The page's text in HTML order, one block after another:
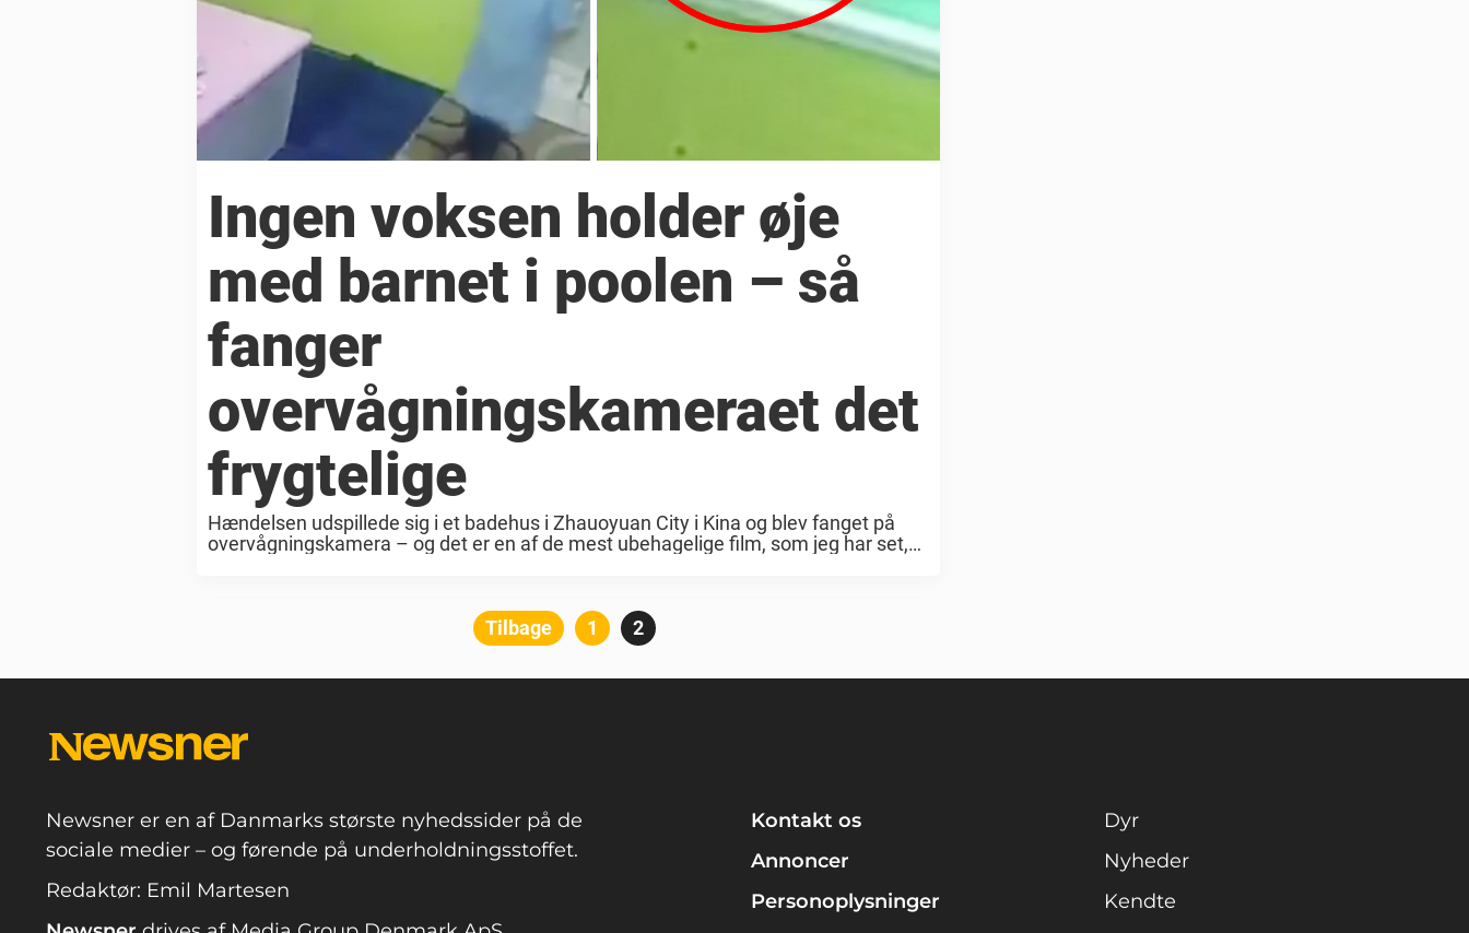
Ingen voksen holder øje
med barnet i poolen – så
fanger
overvågningskameraet det
frygtelige
Hændelsen udspillede sig i et badehus i Zhauoyuan City i Kina og blev fanget på
overvågningskamera – og det er en af de mest ubehagelige film, som jeg har set,
Indlægsinddeling
Tilbage Side
1 Side
2
Newsner er en af Danmarks største nyhedssider på de
sociale medier – og førende på underholdningsstoffet.
Redaktør: Emil Martesen
Kontakt os
Annoncer
Personoplysninger
Dyr
Nyheder
Kendte